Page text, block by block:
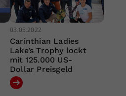
03.05.2022
Carinthian Ladies
Lake’s Trophy lockt
mit 125.000 US-
Dollar Preisgeld